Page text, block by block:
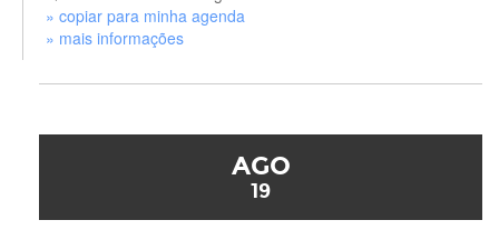
» copiar para minha agenda
» mais informações
AGO
19